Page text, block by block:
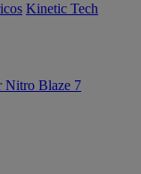
Kinetic Tech
Nitro Blaze 7